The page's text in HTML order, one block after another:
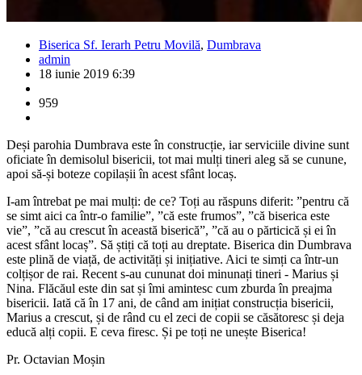
Biserica Sf. Ierarh Petru Movilă, Dumbrava
admin
18 iunie 2019 6:39
959
Deși parohia Dumbrava este în construcție, iar serviciile divine sunt
oficiate în demisolul bisericii, tot mai mulți tineri aleg să se cunune,
apoi să-și boteze copilașii în acest sfânt locaș.
I-am întrebat pe mai mulți: de ce? Toți au răspuns diferit: ”pentru că
se simt aici ca într-o familie”, ”că este frumos”, ”că biserica este
vie”, ”că au crescut în această biserică”, ”că au o părticică și ei în
acest sfânt locaș”. Să știți că toți au dreptate. Biserica din Dumbrava
este plină de viață, de activități și inițiative. Aici te simți ca într-un
colțișor de rai. Recent s-au cununat doi minunați tineri - Marius și
Nina. Flăcăul este din sat și îmi amintesc cum zburda în preajma
bisericii. Iată că în 17 ani, de când am inițiat construcția bisericii,
Marius a crescut, și de rând cu el zeci de copii se căsătoresc și deja
educă alți copii. E ceva firesc. Și pe toți ne unește Biserica!
Pr. Octavian Moșin